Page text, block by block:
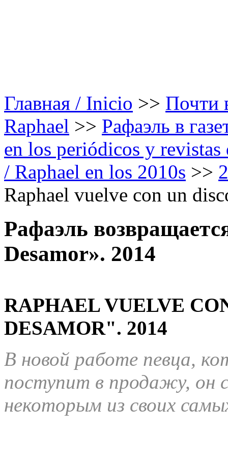
Главная / Inicio >> Почти
Raphael >> Рафаэль в
en los periódicos y
/ Raphael en los 2010s >>
Raphael vuelve con un
Рафаэль
Desamor». 2014
RAPHAEL VUELVE
DESAMOR". 2014
В новой работе певца,
поступит в продажу, он
некоторым из своих